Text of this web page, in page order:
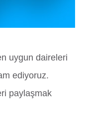
uygun daireleri
ediyoruz.
paylaşmak